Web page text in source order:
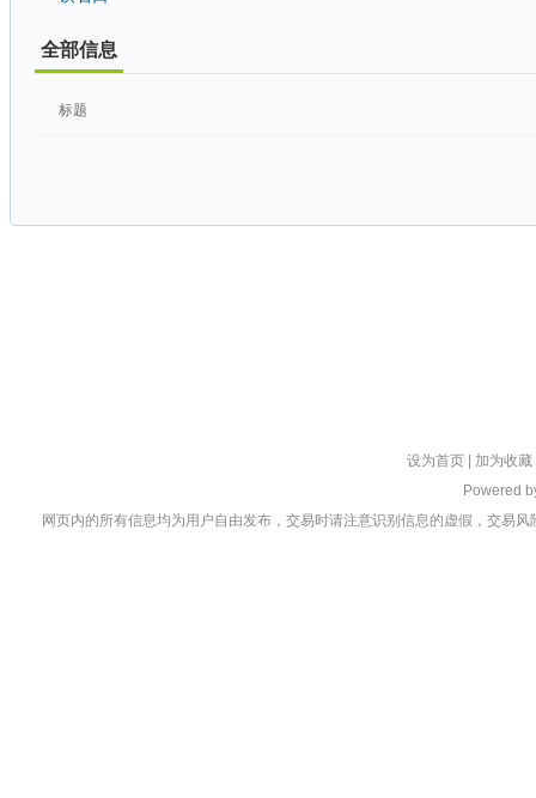
全部信息
标题
设为首页 加为收藏
Powered
网页内的所有信息均为用户自由发布，交易时请注意识别信息的虚假，交易